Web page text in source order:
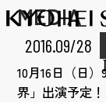
MEDIA
2016.09/28
10月16日（日
界」出演予定！